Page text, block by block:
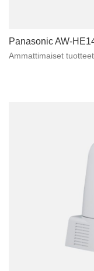
Panasonic AW-
Ammattimaiset tuotteet